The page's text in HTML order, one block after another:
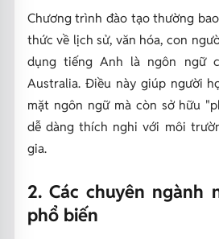
Chương trình đào tạo thường
thức về lịch sử, văn hóa, con
dụng tiếng Anh là ngôn ngữ
Australia. Điều này giúp người
mặt ngôn ngữ mà còn sở hữu
dễ dàng thích nghi với môi
gia.
2. Các chuyên ngành
phổ biến